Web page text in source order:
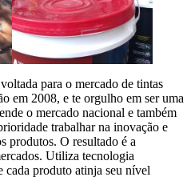
para o mercado de tintas
em 2008, e te orgulho em ser uma
o mercado nacional e também
trabalhar na inovação e
produtos. O resultado é a
Utiliza tecnologia
cada produto atinja seu nível